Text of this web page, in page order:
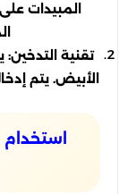
المبيدات
تقنية
الأبيض. يتم